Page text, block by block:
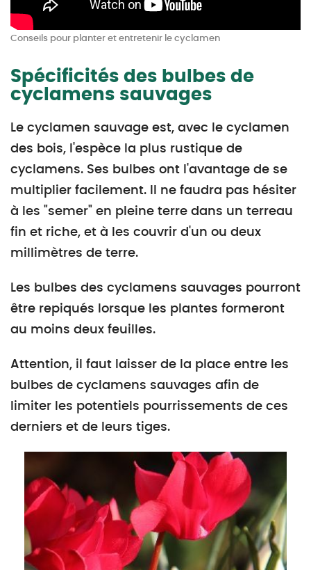
Conseils pour planter et entretenir le cyclamen
Spécificités des bulbes de
cyclamens sauvages
Le cyclamen sauvage est, avec le cyclamen
des bois, l'espèce la plus rustique de
cyclamens. Ses bulbes ont l'avantage de se
multiplier facilement. Il ne faudra pas hésiter
à les "semer" en pleine terre dans un terreau
fin et riche, et à les couvrir d'un ou deux
millimètres de terre.
Les bulbes des cyclamens sauvages pourront
être repiqués lorsque les plantes formeront
au moins deux feuilles.
Attention, il faut laisser de la place entre les
bulbes de cyclamens sauvages afin de
limiter les potentiels pourrissements de ces
derniers et de leurs tiges.